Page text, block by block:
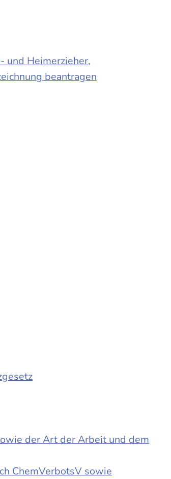
und Heimerzieher,
beantragen
der Art der Arbeit und dem
ChemVerbotsV sowie